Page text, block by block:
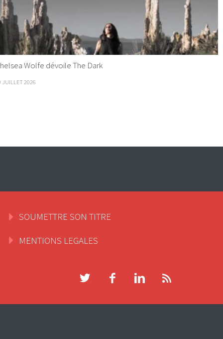
Wolfe dévoile The Dark
JUILLET 2026
SOUMETTRE SON TITRE
MENTIONS LEGALES